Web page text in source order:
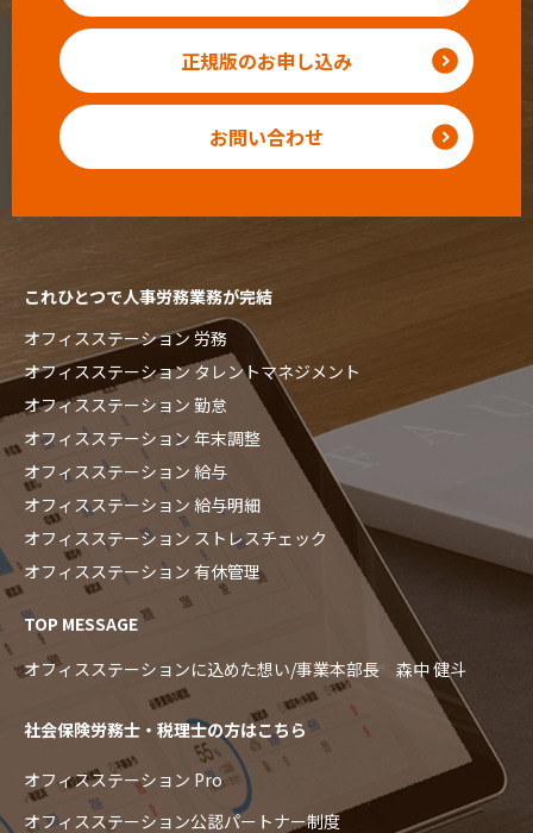
正規版のお申し込み
お問い合わせ
これひとつで人事労務業務が完結
オフィスステーション 労務
オフィスステーション タレントマネジメント
オフィスステーション 勤怠
オフィスステーション 年末調整
オフィスステーション 給与
オフィスステーション 給与明細
オフィスステーション ストレスチェック
オフィスステーション 有休管理
TOP MESSAGE
オフィスステーションに込めた想い/事業本部長 森中 健斗
社会保険労務士・税理士の方はこちら
オフィスステーション Pro
オフィスステーション公認パートナー制度